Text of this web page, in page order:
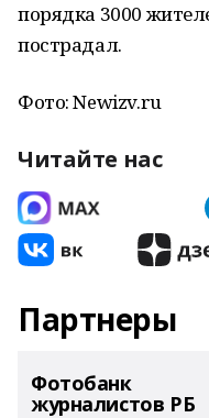
порядка 3000
пострадал.
Фото: Newizv.ru
Читайте нас
Партнеры
Фотобанк
журналистов РБ